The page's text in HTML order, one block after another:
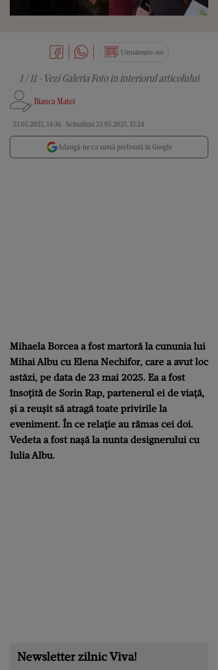
Bianca Matei
23.05.2025, 14:36. Actualizat 23.05.2025, 15:24
Urmărește-ne
1 / 11 - Vezi Galeria Foto in interiorul articolului
Adaugă-ne ca sursă preferată în Google
Mihaela Borcea a fost martoră la cununia lui
Mihai Albu cu Elena Nechifor, care a avut loc
astăzi, pe data de 23 mai 2025. Ea a fost
însoțită de Sorin Rap, partenerul ei de viață,
și a reușit să atragă toate privirile la
eveniment. În ce relație au rămas cei doi.
Vedeta a fost nașă la nunta designerului cu
Iulia Albu.
Newsletter zilnic Viva!